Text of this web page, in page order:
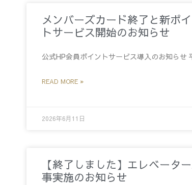
メンバーズカード終了と新ポ
トサービス開始のお知らせ
公式HP会員ポイントサービス導入のお知らせ
READ MORE »
2026年6月11日
【終了しました】エレベータ
事実施のお知らせ